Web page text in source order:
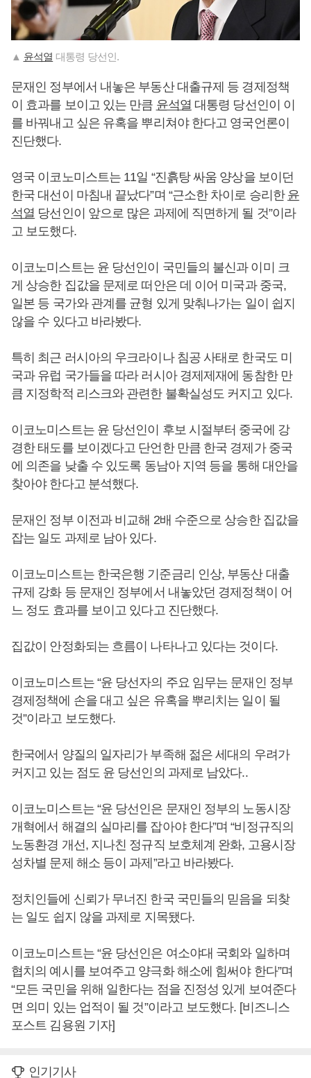
▲ 윤석열 대통령 당선인.
문재인 정부에서 내놓은 부동산 대출규제 등 경제정책
이 효과를 보이고 있는 만큼 윤석열 대통령 당선인이 이
를 바꿔내고 싶은 유혹을 뿌리쳐야 한다고 영국언론이
진단했다.
영국 이코노미스트는 11일 “진흙탕 싸움 양상을 보이던
한국 대선이 마침내 끝났다”며 “근소한 차이로 승리한 윤
석열 당선인이 앞으로 많은 과제에 직면하게 될 것”이라
고 보도했다.
이코노미스트는 윤 당선인이 국민들의 불신과 이미 크
게 상승한 집값을 문제로 떠안은 데 이어 미국과 중국,
일본 등 국가와 관계를 균형 있게 맞춰나가는 일이 쉽지
않을 수 있다고 바라봤다.
특히 최근 러시아의 우크라이나 침공 사태로 한국도 미
국과 유럽 국가들을 따라 러시아 경제제재에 동참한 만
큼 지정학적 리스크와 관련한 불확실성도 커지고 있다.
이코노미스트는 윤 당선인이 후보 시절부터 중국에 강
경한 태도를 보이겠다고 단언한 만큼 한국 경제가 중국
에 의존을 낮출 수 있도록 동남아 지역 등을 통해 대안을
찾아야 한다고 분석했다.
문재인 정부 이전과 비교해 2배 수준으로 상승한 집값을
잡는 일도 과제로 남아 있다.
이코노미스트는 한국은행 기준금리 인상, 부동산 대출
규제 강화 등 문재인 정부에서 내놓았던 경제정책이 어
느 정도 효과를 보이고 있다고 진단했다.
집값이 안정화되는 흐름이 나타나고 있다는 것이다.
이코노미스트는 “윤 당선자의 주요 임무는 문재인 정부
경제정책에 손을 대고 싶은 유혹을 뿌리치는 일이 될
것”이라고 보도했다.
한국에서 양질의 일자리가 부족해 젊은 세대의 우려가
커지고 있는 점도 윤 당선인의 과제로 남았다..
이코노미스트는 “윤 당선인은 문재인 정부의 노동시장
개혁에서 해결의 실마리를 잡아야 한다”며 “비정규직의
노동환경 개선, 지나친 정규직 보호체계 완화, 고용시장
성차별 문제 해소 등이 과제”라고 바라봤다.
정치인들에 신뢰가 무너진 한국 국민들의 믿음을 되찾
는 일도 쉽지 않을 과제로 지목됐다.
이코노미스트는 “윤 당선인은 여소야대 국회와 일하며
협치의 예시를 보여주고 양극화 해소에 힘써야 한다”며
“모든 국민을 위해 일한다는 점을 진정성 있게 보여준다
면 의미 있는 업적이 될 것”이라고 보도했다. [비즈니스
포스트 김용원 기자]
인기기사